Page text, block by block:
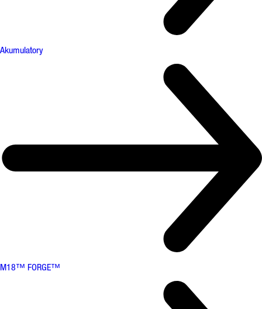
Akumulatory
M18™ FORGE™